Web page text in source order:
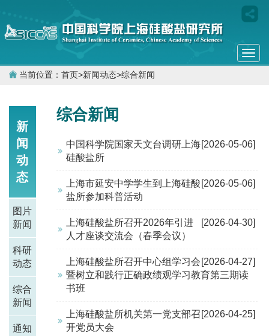
当前位置： 首页>新闻动态>综合新闻
新
闻
动
态
图片
新闻
科研
动态
综合
新闻
通知
综合新闻
[2026-05-06]
中国科学院国家天文台调研上海
硅酸盐所
[2026-05-06]
上海市延安中学学生到上海硅酸
盐所参加科普活动
[2026-04-30]
上海硅酸盐所召开2026年引进
人才座谈交流会（春季会议）
[2026-04-27]
上海硅酸盐所召开中心组学习会
暨树立和践行正确政绩观学习教育第三期读
书班
[2026-04-25]
上海硅酸盐所机关第一党支部召
开党员大会